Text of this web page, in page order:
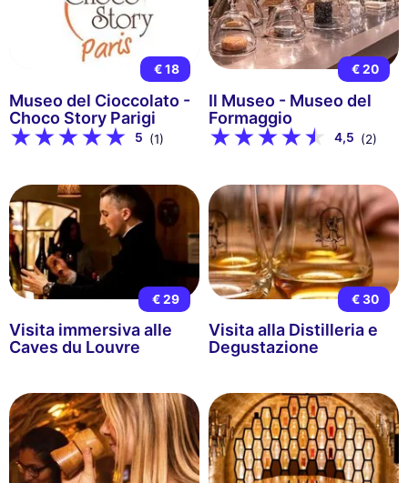
€ 18
Museo del Cioccolato -
Choco Story Parigi
5 (1)
€ 20
Il Museo - Museo del
Formaggio
4,5 (2)
€ 29
Visita immersiva alle
Caves du Louvre
€ 30
Visita alla Distilleria e
Degustazione